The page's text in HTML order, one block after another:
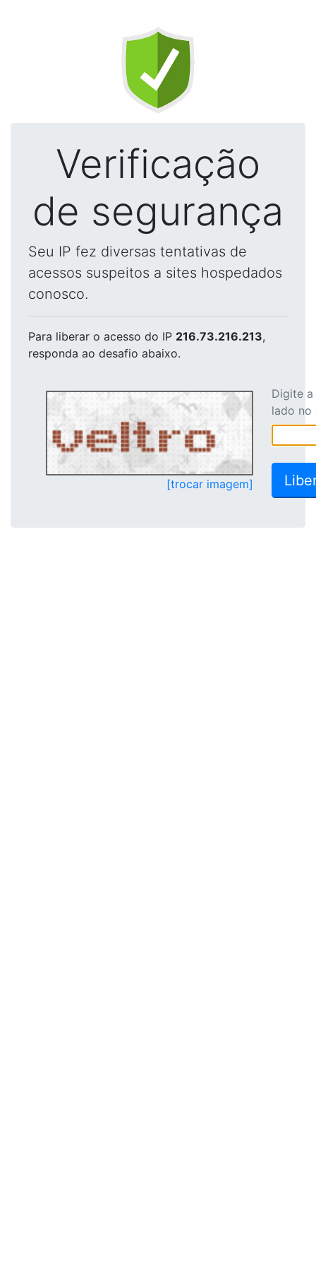
Verificação
de segurança
Seu IP fez diversas tentativas de
acessos suspeitos a sites hospedados
conosco.
Para liberar o acesso do IP 216.73.216.213,
responda ao desafio abaixo.
[trocar imagem]
Digite
lado no